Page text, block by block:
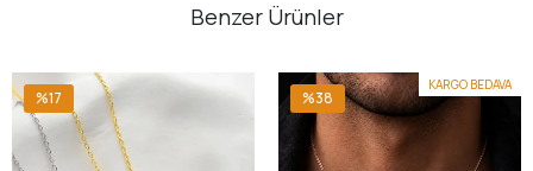
Benzer Ürünler
%17
KARGO BEDAVA
%38